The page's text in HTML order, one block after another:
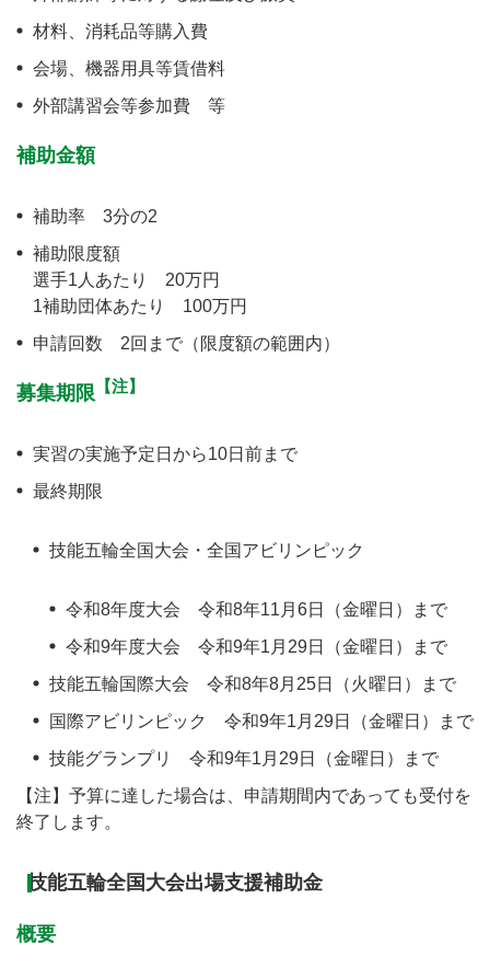
材料、消耗品等購入費
会場、機器用具等賃借料
外部講習会等参加費 等
補助金額
補助率 3分の2
補助限度額
選手1人あたり 20万円
1補助団体あたり 100万円
申請回数 2回まで（限度額の範囲内）
募集期限 【注】
実習の実施予定日から10日前まで
最終期限
技能五輪全国大会・全国アビリンピック
令和8年度大会 令和8年11月6日（金曜日）まで
令和9年度大会 令和9年1月29日（金曜日）まで
技能五輪国際大会 令和8年8月25日（火曜日）まで
国際アビリンピック 令和9年1月29日（金曜日）まで
技能グランプリ 令和9年1月29日（金曜日）まで
【注】予算に達した場合は、申請期間内であっても受付を
終了します。
技能五輪全国大会出場支援補助金
概要